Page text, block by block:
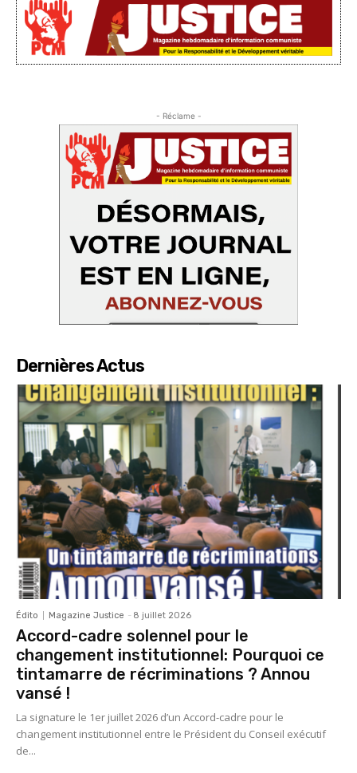
- Réclame -
Dernières Actus
Édito Magazine Justice - 8 juillet 2026
Accord-cadre solennel pour le
changement institutionnel: Pourquoi ce
tintamarre de récriminations ? Annou
vansé !
La signature le 1er juillet 2026 d’un Accord-cadre pour le
changement institutionnel entre le Président du Conseil exécutif
de...